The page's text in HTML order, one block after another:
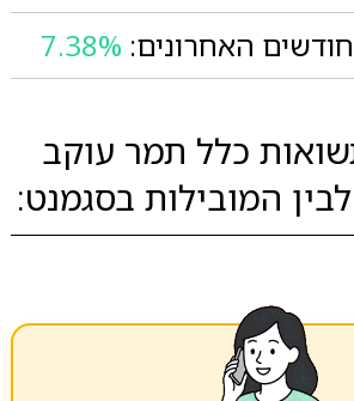
7.38%
כלל תמר עוקב
המובילות בסגמנט: